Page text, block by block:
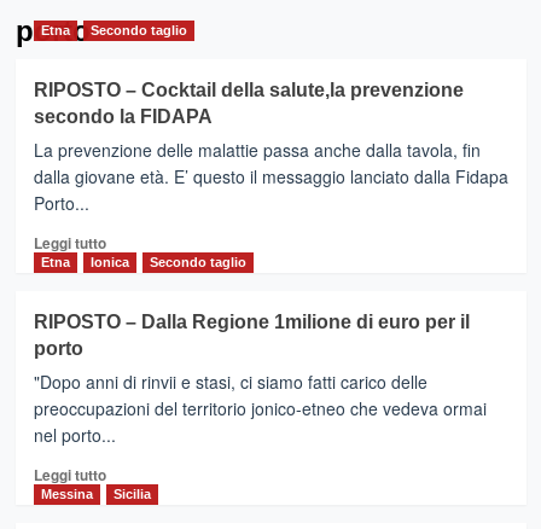
porto
Etna Secondo taglio
RIPOSTO – Cocktail della salute,la prevenzione
secondo la FIDAPA
La prevenzione delle malattie passa anche dalla tavola, fin
dalla giovane età. E’ questo il messaggio lanciato dalla Fidapa
Porto...
Leggi tuttoLeggi
di
RIPOSTO
Cocktail
della
salute,la
prevenzione
secondo
la
Etna Ionica Secondo taglio
RIPOSTO – Dalla Regione 1milione di euro per il
porto
"Dopo anni di rinvii e stasi, ci siamo fatti carico delle
preoccupazioni del territorio jonico-etneo che vedeva ormai
nel porto...
Leggi tuttoLeggi
di
Messina Sicilia